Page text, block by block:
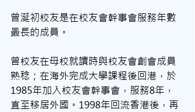
曾涎初校友是在校友會幹事會服務年數
最長的成員。
曾校友在母校就讀時與校友會創會成員
熟稔；在海外完成大學課程後回港，於
1985年加入校友會幹事會，服務8年，
直至移居外國。1998年回流香港後，再